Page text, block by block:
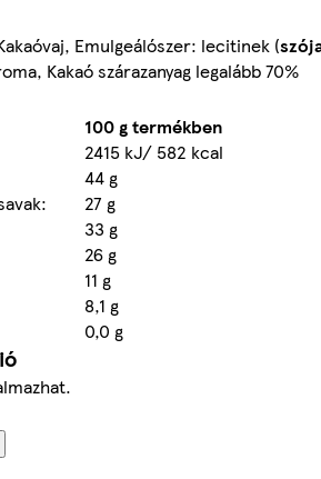
Emulgeálószer: lecitinek (
Kakaó szárazanyag legalább 70%
100 g termékben
2415 kJ/ 582 kcal
44 g
27 g
33 g
26 g
11 g
8,1 g
0,0 g